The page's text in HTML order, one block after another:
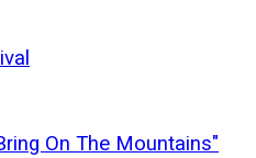
On The Mountains"